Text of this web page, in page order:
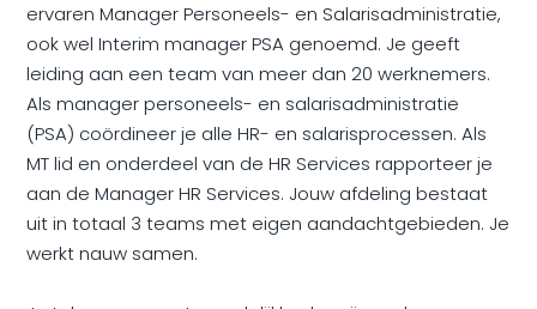
ervaren Manager Personeels- en Salarisadministratie,
ook wel Interim manager PSA genoemd. Je geeft
leiding aan een team van meer dan 20 werknemers.
Als manager personeels- en salarisadministratie
(PSA) coördineer je alle HR- en salarisprocessen. Als
MT lid en onderdeel van de HR Services rapporteer je
aan de Manager HR Services. Jouw afdeling bestaat
uit in totaal 3 teams met eigen aandachtgebieden. Je
werkt nauw samen.